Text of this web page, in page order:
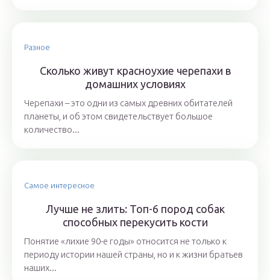
Разное
Сколько живут красноухие черепахи в
домашних условиях
Черепахи – это одни из самых древних обитателей
планеты, и об этом свидетельствует большое
количество...
Самое интересное
Лучше не злить: Топ-6 пород собак
способных перекусить кости
Понятие «лихие 90-е годы» относится не только к
периоду истории нашей страны, но и к жизни братьев
наших...